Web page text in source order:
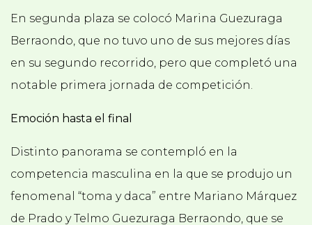
En segunda plaza se colocó Marina Guezuraga
Berraondo, que no tuvo uno de sus mejores días
en su segundo recorrido, pero que completó una
notable primera jornada de competición.
Emoción hasta el final
Distinto panorama se contempló en la
competencia masculina en la que se produjo un
fenomenal “toma y daca” entre Mariano Márquez
de Prado y Telmo Guezuraga Berraondo, que se